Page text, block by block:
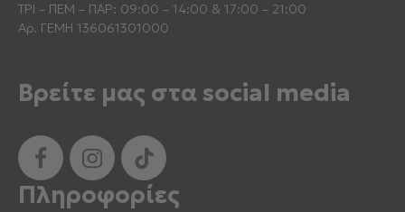
ΤΡΙ – ΠΕΜ – ΠΑΡ: 09:00 – 14:00 & 17:00 – 21:00
Αρ. ΓΕΜΗ 136061301000
Βρείτε μας στα social media
Πληροφορίες